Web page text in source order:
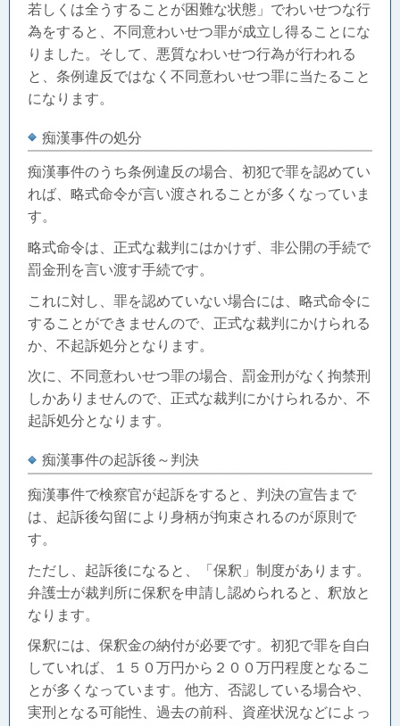
若しくは全うすることが困難な状態」でわいせつな行
為をすると、不同意わいせつ罪が成立し得ることにな
りました。そして、悪質なわいせつ行為が行われる
と、条例違反ではなく不同意わいせつ罪に当たること
になります。
痴漢事件の処分
痴漢事件のうち条例違反の場合、初犯で罪を認めてい
れば、略式命令が言い渡されることが多くなっていま
す。
略式命令は、正式な裁判にはかけず、非公開の手続で
罰金刑を言い渡す手続です。
これに対し、罪を認めていない場合には、略式命令に
することができませんので、正式な裁判にかけられる
か、不起訴処分となります。
次に、不同意わいせつ罪の場合、罰金刑がなく拘禁刑
しかありませんので、正式な裁判にかけられるか、不
起訴処分となります。
痴漢事件の起訴後～判決
痴漢事件で検察官が起訴をすると、判決の宣告まで
は、起訴後勾留により身柄が拘束されるのが原則で
す。
ただし、起訴後になると、「保釈」制度があります。
弁護士が裁判所に保釈を申請し認められると、釈放と
なります。
保釈には、保釈金の納付が必要です。初犯で罪を自白
していれば、１５０万円から２００万円程度となるこ
とが多くなっています。他方、否認している場合や、
実刑となる可能性、過去の前科、資産状況などによっ